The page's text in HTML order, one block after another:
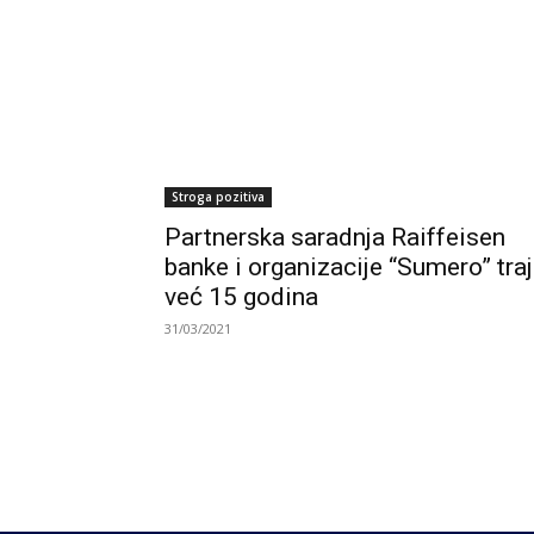
Stroga pozitiva
Partnerska saradnja Raiffeisen
banke i organizacije “Sumero”
već 15 godina
31/03/2021